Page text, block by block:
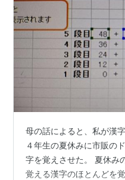
母の話によると、私が漢
４年生の夏休みに市販の
字を覚えさせた。 夏休み
覚える漢字のほとんどを